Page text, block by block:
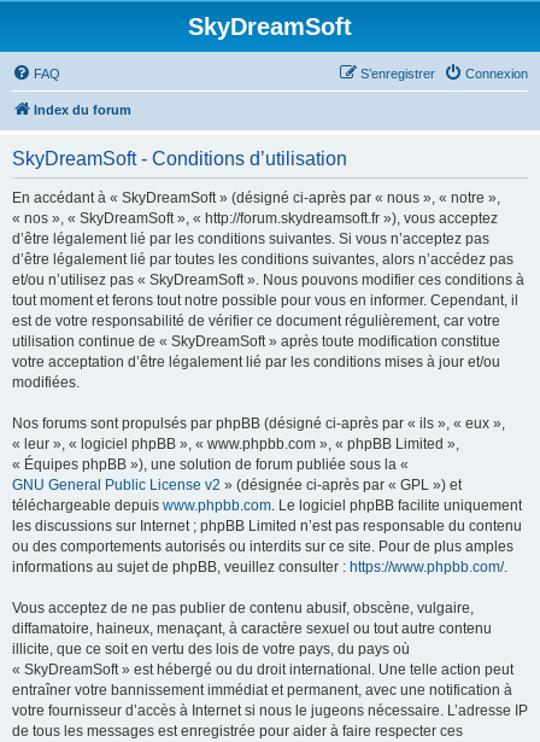
SkyDreamSoft
FAQ Connexion
S’enregistrer
Index du forum
SkyDreamSoft - Conditions d’utilisation
En accédant à « SkyDreamSoft » (désigné ci-après par « nous », « notre »,
« nos », « SkyDreamSoft », « http://forum.skydreamsoft.fr »), vous acceptez
d’être légalement lié par les conditions suivantes. Si vous n’acceptez pas
d’être légalement lié par toutes les conditions suivantes, alors n’accédez pas
et/ou n’utilisez pas « SkyDreamSoft ». Nous pouvons modifier ces conditions à
tout moment et ferons tout notre possible pour vous en informer. Cependant, il
est de votre responsabilité de vérifier ce document régulièrement, car votre
utilisation continue de « SkyDreamSoft » après toute modification constitue
votre acceptation d’être légalement lié par les conditions mises à jour et/ou
modifiées.
Nos forums sont propulsés par phpBB (désigné ci-après par « ils », « eux »,
« leur », « logiciel phpBB », « www.phpbb.com », « phpBB Limited »,
« Équipes phpBB »), une solution de forum publiée sous la «
GNU General Public License v2 » (désignée ci-après par « GPL ») et
téléchargeable depuis www.phpbb.com. Le logiciel phpBB facilite uniquement
les discussions sur Internet ; phpBB Limited n’est pas responsable du contenu
ou des comportements autorisés ou interdits sur ce site. Pour de plus amples
informations au sujet de phpBB, veuillez consulter : https://www.phpbb.com/.
Vous acceptez de ne pas publier de contenu abusif, obscène, vulgaire,
diffamatoire, haineux, menaçant, à caractère sexuel ou tout autre contenu
illicite, que ce soit en vertu des lois de votre pays, du pays où
« SkyDreamSoft » est hébergé ou du droit international. Une telle action peut
entraîner votre bannissement immédiat et permanent, avec une notification à
votre fournisseur d’accès à Internet si nous le jugeons nécessaire. L’adresse IP
de tous les messages est enregistrée pour aider à faire respecter ces